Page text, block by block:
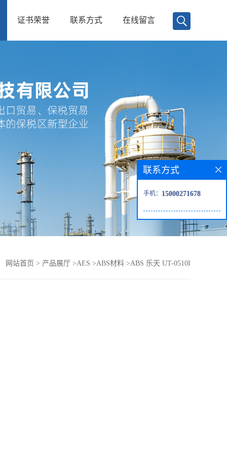
证书荣誉 联系方式 在线留言
网站首页 > 产品展厅 >AES >ABS材料 >ABS 乐天 UT-0510I
联系方式
手机： 15000271678